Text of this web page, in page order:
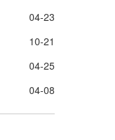
04-23
10-21
04-25
04-08